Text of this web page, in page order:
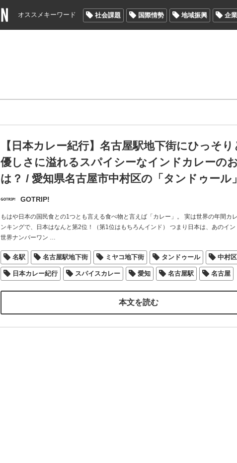
オススメキーワード 社会課題 国際情勢 地域振興 企
【日本カレー紀行】名古屋駅地下街にひっそ
優しさに溢れるスパイシーなインドカレーの
は？ / 愛知県名古屋市中村区の「タンドゥール」
GOTRIP!
もはや日本の国民食との1つとも言える食べ物と言えば「カレー」。 実は世界の年間カ
ンキングで、日本はなんと第2位！（第1位はもちろんインド） つまり日本は、あのイン
世界ナンバーワン …
名駅 名古屋駅地下街 ミヤコ地下街 タンドゥール 中村区
日本カレー紀行 スパイスカレー 愛知 名古屋駅 名古屋
本文を読む